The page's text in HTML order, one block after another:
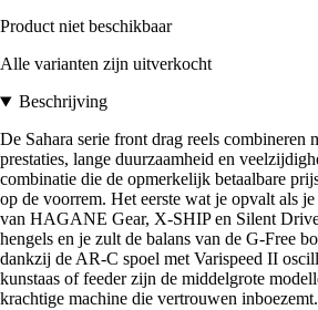
Product niet beschikbaar
Alle varianten zijn uitverkocht
Beschrijving
De Sahara serie front drag reels combineren
prestaties, lange duurzaamheid en
combinatie die de opmerkelijk betaalbare
op de voorrem. Het eerste wat je opvalt als
van HAGANE Gear, X-SHIP en Silent
hengels en je zult de balans van de G-Free
dankzij de AR-C spoel met Varispeed II
kunstaas of feeder zijn de middelgrote
krachtige machine die vertrouwen